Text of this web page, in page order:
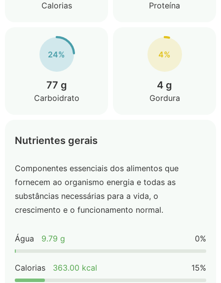
Calorias Proteína
24%
77 g
Carboidrato
4%
4 g
Gordura
Nutrientes gerais
Componentes essenciais dos alimentos que
fornecem ao organismo energia e todas as
substâncias necessárias para a vida, o
crescimento e o funcionamento normal.
Água 9.79 g 0%
Calorias 363.00 kcal 15%